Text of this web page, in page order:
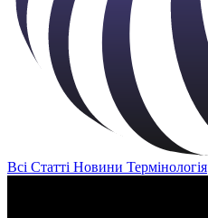
Всі Статті Новини Термінологія